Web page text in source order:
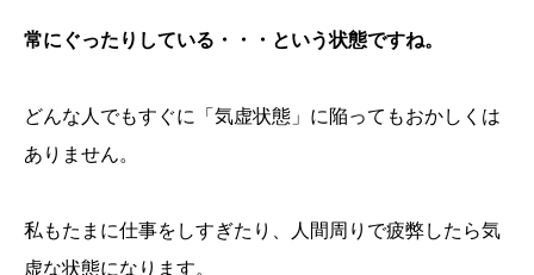
常にぐったりしている・・・という状態ですね。
どんな人でもすぐに「気虚状態」に陥ってもおかしくは
ありません。
私もたまに仕事をしすぎたり、人間周りで疲弊したら気
虚な状態になります。